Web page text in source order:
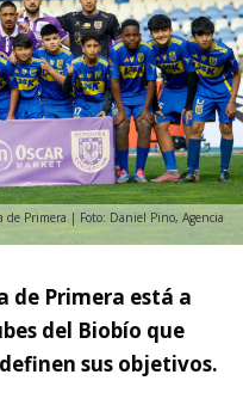
de Primera | Foto: Daniel Pino, Agencia
de Primera está a
del Biobío que
sus objetivos.